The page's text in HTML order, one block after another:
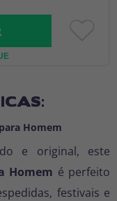
Homem
e original, este
Homem é perfeito
festivais e